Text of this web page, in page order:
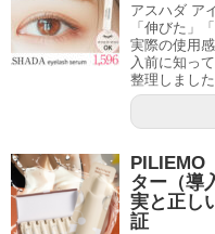
アスハダ ア
「伸びた」
実際の使用
入前に知っ
整理しました
PILIEMO
ター（導
実と正し
証